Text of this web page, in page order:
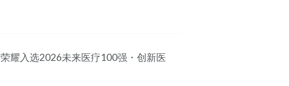
耀入选2026未来医疗100强・创新医